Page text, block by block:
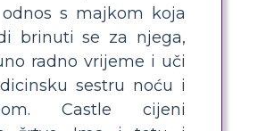
s majkom koja
brinuti se za njega,
radno vrijeme i uči
sestru noću i
Castle cijeni